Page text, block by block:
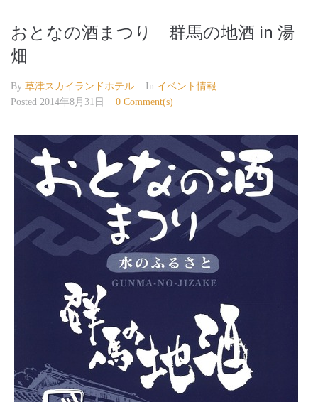
おとなの酒まつり 群馬の地酒 in 湯
畑
By 草津スカイランドホテル In イベント情報
Posted 2014年8月31日 0 Comment(s)